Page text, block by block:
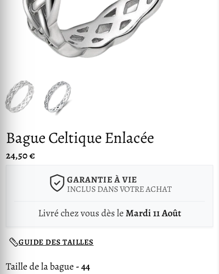
Bague Celtique Enlacée
24,50 €
GARANTIE À VIE
INCLUS DANS VOTRE ACHAT
Livré chez vous dès leMardi 11 Août
GUIDE DES TAILLES
Taille de la bague - 44